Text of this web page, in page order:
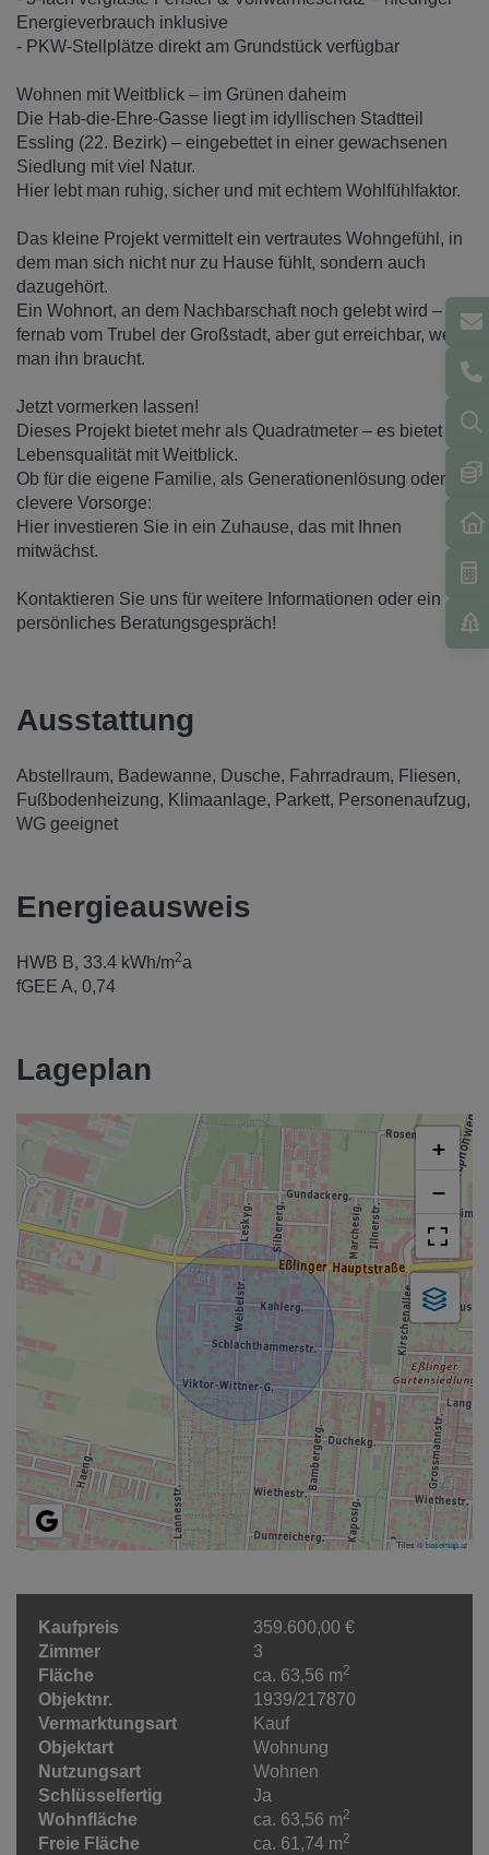
Energieverbrauch inklusive
- PKW-Stellplätze direkt am Grundstück verfügbar
Wohnen mit Weitblick – im Grünen daheim
Die Hab-die-Ehre-Gasse liegt im idyllischen Stadtteil
Essling (22. Bezirk) – eingebettet in einer gewachsenen
Siedlung mit viel Natur.
Hier lebt man ruhig, sicher und mit echtem Wohlfühlfaktor.
Das kleine Projekt vermittelt ein vertrautes Wohngefühl, in
dem man sich nicht nur zu Hause fühlt, sondern auch
dazugehört.
Ein Wohnort, an dem Nachbarschaft noch gelebt wird –
fernab vom Trubel der Großstadt, aber gut erreichbar, wenn
man ihn braucht.
Jetzt vormerken lassen!
Dieses Projekt bietet mehr als Quadratmeter – es bietet
Lebensqualität mit Weitblick.
Ob für die eigene Familie, als Generationenlösung oder
clevere Vorsorge:
Hier investieren Sie in ein Zuhause, das mit Ihnen
mitwächst.
Kontaktieren Sie uns für weitere Informationen oder ein
persönliches Beratungsgespräch!
Ausstattung
Abstellraum Badewanne Dusche Fahrradraum
Fliesen
Fußbodenheizung
Klimaanlage Parkett
Personenaufzug
WG geeignet
Energieausweis
HWB B, 33.4 kWh/m2a
fGEE A, 0,74
Lageplan
+
−
Tiles ©basemap.at
Kaufpreis
359.600,00 €
Zimmer
3
Fläche
ca. 63,56 m2
Objektnr.
1939/217870
Vermarktungsart
Kauf
Objektart
Wohnung
Nutzungsart
Wohnen
Schlüsselfertig
Ja
Wohnfläche
ca. 63,56 m2
Freie Fläche ca. 61,74 m2